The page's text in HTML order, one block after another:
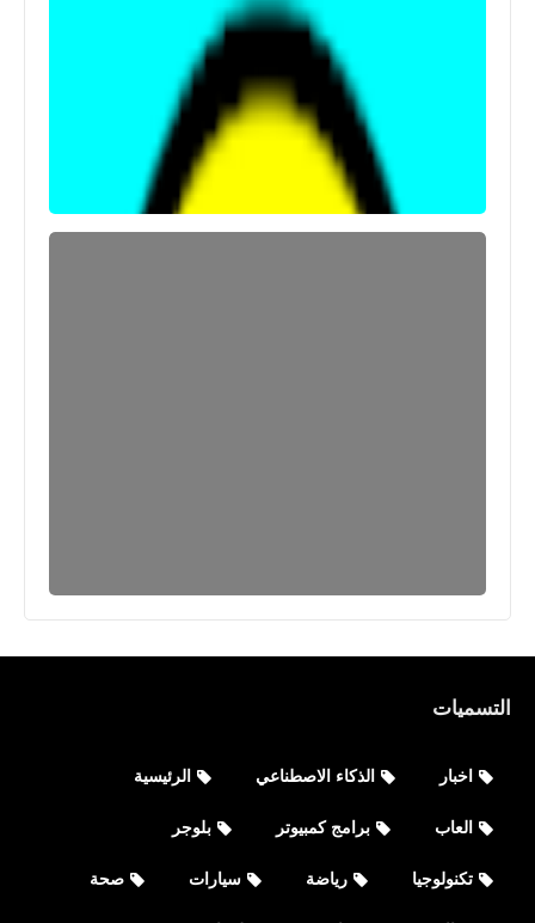
التسميات
اخبار الذكاء الاصطناعي الرئيسية
العاب برامج كمبيوتر بلوجر
تكنولوجيا رياضة سيارات صحة